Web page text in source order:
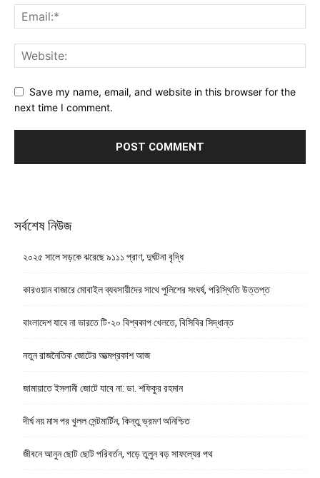
Save my name, email, and website in this browser for the
next time I comment.
সর্বশেষ নিউজ
২০২৫ সালে সড়কে ঝরেছে ৯১১১ প্রাণ, দুর্ঘটনা বৃদ্ধি
কারওয়ান বাজারে মোবাইল ব্যবসায়ীদের সাথে পুলিশের সংঘর্ষ, পরিস্থিতি উত্তপ্ত
বাংলাদেশ যাবে না ভারতে টি-২০ বিশ্বকাপ খেলতে, বিসিবির সিদ্ধান্ত
নতুন রাজনৈতিক জোটের আত্মপ্রকাশ আজ
জামায়াতে ইসলামী জোটে যাবে না: ডা. শফিকুর রহমান
দীর্ঘ নয় মাস পর খুলল সেন্টমার্টিন, কিন্তু ভ্রমণ অনিশ্চিত
জীবনে আনুন ছোট ছোট পরিবর্তন, গড়ে তুলুন বড় সাফল্যের পথ